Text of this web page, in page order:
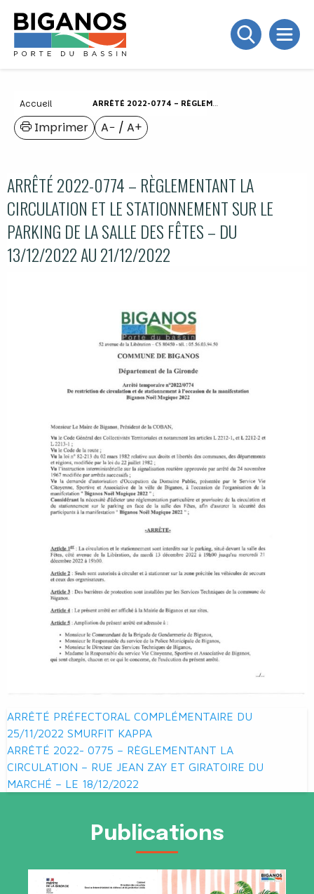
Accueil ARRÊTÉ 2022-0774 – RÈGLEMENTANT LA CIRCULATION ET LE STATIONNEMENT SUR LE PARKING DE LA SALLE DES FÊTES – DU 13/12/2022 AU 21/12/2022
A− / A+
Imprimer
ARRÊTÉ 2022-0774 – RÈGLEMENTANT LA
CIRCULATION ET LE STATIONNEMENT SUR LE
PARKING DE LA SALLE DES FÊTES – DU
13/12/2022 AU 21/12/2022
Navigation
de
l’article
ARRÊTÉ PRÉFECTORAL COMPLÉMENTAIRE DU
25/11/2022 SMURFIT KAPPA
ARRÊTÉ 2022- 0775 – RÈGLEMENTANT LA
CIRCULATION – RUE JEAN ZAY ET GIRATOIRE DU
MARCHÉ – LE 18/12/2022
Publications